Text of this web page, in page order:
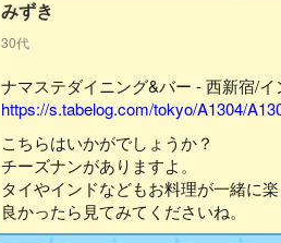
みずき
30代
ナマステダイニング&バー - 西新宿/
https://s.tabelog.com/tokyo/A1304/
こちらはいかがでしょうか？
チーズナンがありますよ。
タイやインドなどもお料理が一緒に楽
良かったら見てみてくださいね。